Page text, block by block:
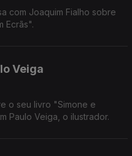
com Joaquim Fialho sobre
Ecrãs".
Veiga
o seu livro "Simone e
Paulo Veiga, o ilustrador.